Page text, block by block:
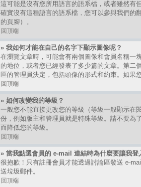
這可能是沒有您所用語言的語系檔，或者雖然有
確實沒有這種語言的語系檔，您可以參與我們的
的頁腳）。
回頂端
» 我如何才能在自己的名字下顯示圖像呢？
在瀏覽文章時，可能會有兩個圖像和會員名稱一
的地位，或者您已經發表了多少篇的文章。第二
區的管理員決定，包括頭像的形式和約束。如果
回頂端
» 如何改變我的等級？
一般您不能直接更改您的等級（等級一般顯示在
份，例如版主和管理員就是特殊等級。請不要為
而降低您的等級。
回頂端
» 當我點選會員的 e-mail 連結時為什麼要讓我登
很抱歉！只有註冊會員才能透過討論區發送 e-
送垃圾郵件。
回頂端